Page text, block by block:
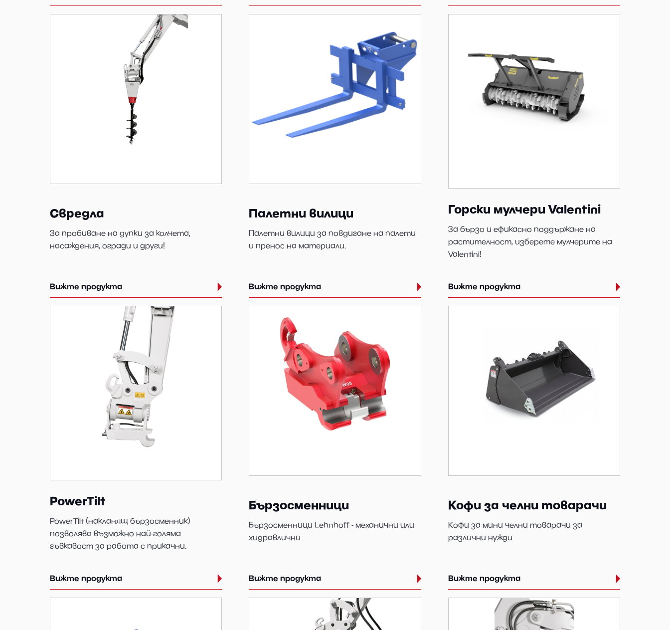
Свредла
За пробиване на дупки за колчета,
насаждения, огради и други!
Вижте продукта
Палетни вилици
Палетни вилици за повдигане на палети
и пренос на материали.
Вижте продукта
Горски мулчери Valentini
За бързо и ефикасно поддържане на
растителност, изберете мулчерите на
Valentini!
Вижте продукта
PowerTilt
PowerTilt (накланящ бързосменник)
позволява възможно най-голяма
гъвкавост за работа с прикачни.
Вижте продукта
Бързосменници
Бързосменници Lehnhoff - механични или
хидравлични
Вижте продукта
Кофи за челни товарачи
Кофи за мини челни товарачи за
различни нужди
Вижте продукта